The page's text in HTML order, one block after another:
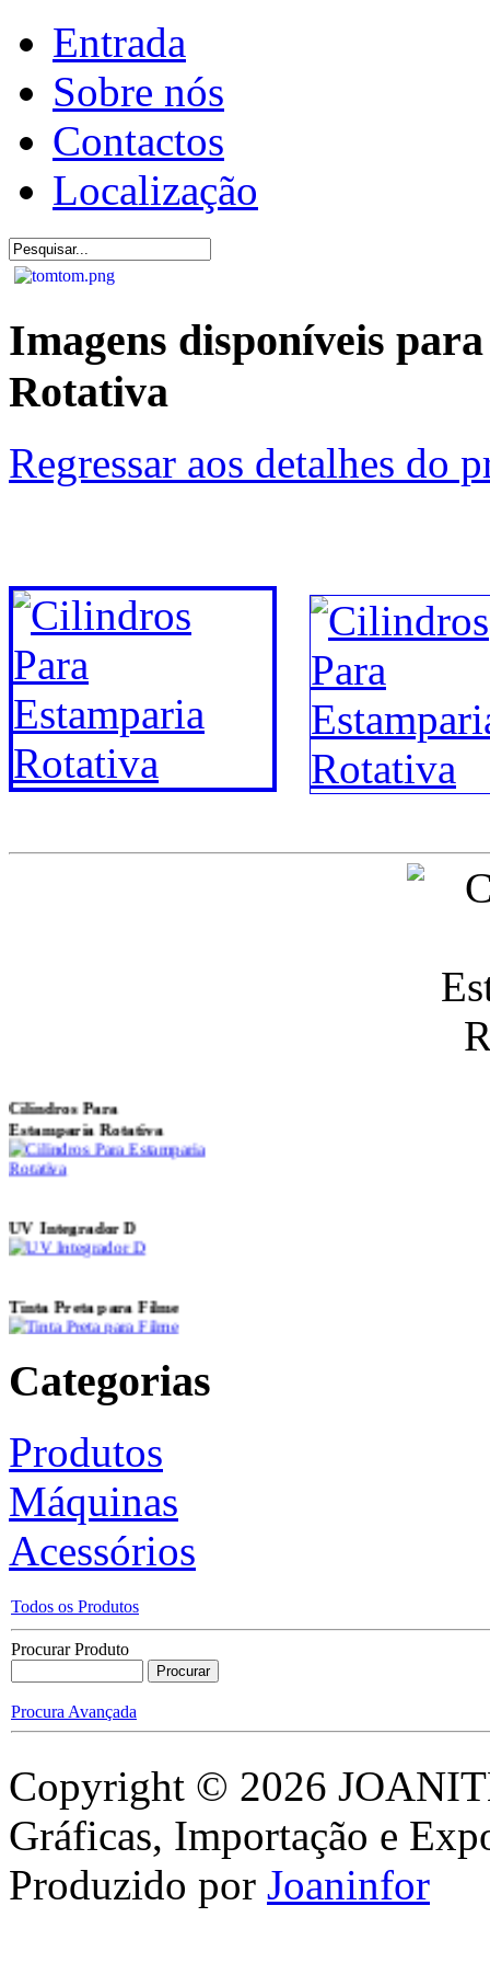
Entrada
Sobre nós
Contactos
Localização
Imagens disponíveis
Rotativa
Regressar aos detalhes do
Cilindros Para
Estamparia Rotativa
UV Integrador D
Tinta Preta para Filme
Filme Jacto de Tinta
Joanitel - Tensiometro e
mala
Kit Fonte Luz Metal
Halogênio - JOANITEL -
BELTRON
Joanitel Maquina de
Gel para Máquinas de
Gravar
Categorias
Produtos
Máquinas
Acessórios
Todos os Produtos
Procurar Produto
Procura Avançada
Copyright © 2026
Gráficas, Importação e
Produzido por Joaninfor